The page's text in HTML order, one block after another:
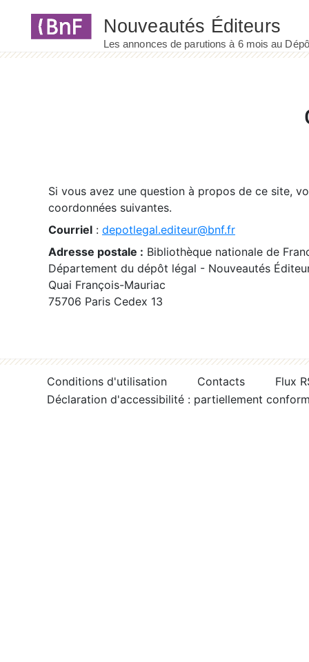
Si vous avez une question à propos de ce site,
coordonnées suivantes.
Courriel : depotlegal.editeur@bnf.fr
Adresse postale : Bibliothèque nationale de
Département du dépôt légal - Nouveautés
Quai François-Mauriac
75706 Paris Cedex 13
Conditions d'utilisation Contacts
Flux
Déclaration d'accessibilité : partiellement